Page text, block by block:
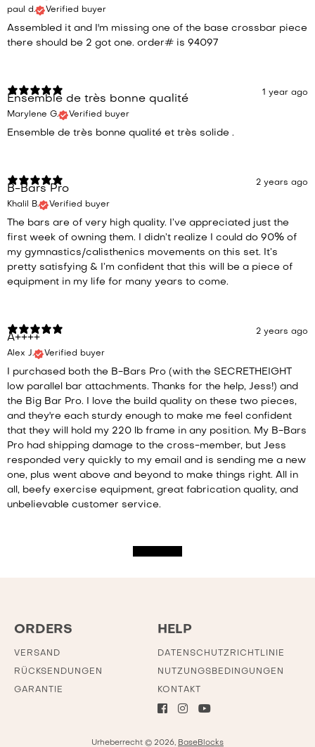
paul d. Verified buyer
Assembled it and I'm missing one of the base crossbar piece
there should be 2 got one. order# is 94097
1 year ago
Ensemble de très bonne qualité
Marylene G. Verified buyer
Ensemble de très bonne qualité et très solide .
2 years ago
B-Bars Pro
Khalil B. Verified buyer
The bars are of very high quality. I’ve appreciated just the
first week of owning them. I didn’t realize I could do 90% of
my gymnastics/calisthenics movements on this set. It’s
pretty satisfying & I’m confident that this will be a piece of
equipment in my life for many years to come.
2 years ago
A++++
Alex J. Verified buyer
I purchased both the B-Bars Pro (with the SECRETHEIGHT
low parallel bar attachments. Thanks for the help, Jess!) and
the Big Bar Pro. I love the build quality on these two pieces,
and they're each sturdy enough to make me feel confident
that they will hold my 220 lb frame in any position. My B-Bars
Pro had shipping damage to the cross-member, but Jess
responded very quickly to my email and is sending me a new
one, plus went above and beyond to make things right. All in
all, beefy exercise equipment, great fabrication quality, and
unbelievable customer service.
ORDERS
VERSAND
RÜCKSENDUNGEN
GARANTIE
HELP
DATENSCHUTZRICHTLINIE
NUTZUNGSBEDINGUNGEN
KONTAKT
Urheberrecht © 2026, BaseBlocks